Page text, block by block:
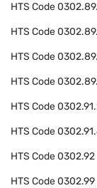
HTS Code
HTS Code
HTS Code
HTS Code
HTS Code
HTS Code
HTS Code0302.92
HTS Code0302.99